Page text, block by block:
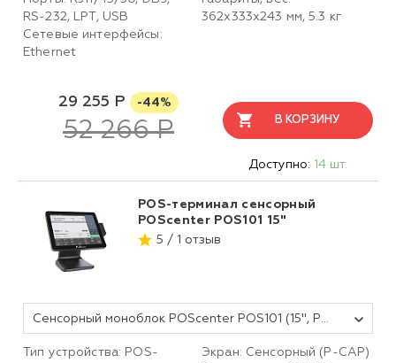
RS-232, LPT, USB
Сетевые интерфейсы:
Ethernet
362х333х243 мм, 5.3 кг
29 255 Р -44%
52 266 Р В КОРЗИНУ
Доступно: 14 шт.
POS-терминал сенсорный
POScenter POS101 15"
5 / 1 отзыв
Сенсорный моноблок POScenter POS101 (15", PCAP, J3455, RAM 4Gb, SSD 64Gb, MSR) без ОС
Тип устройства: POS-
Экран: Сенсорный (P-CAP)